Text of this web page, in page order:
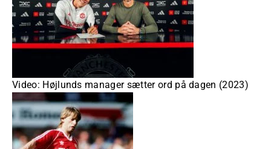
Video: Højlunds manager sætter ord på dagen (2023)